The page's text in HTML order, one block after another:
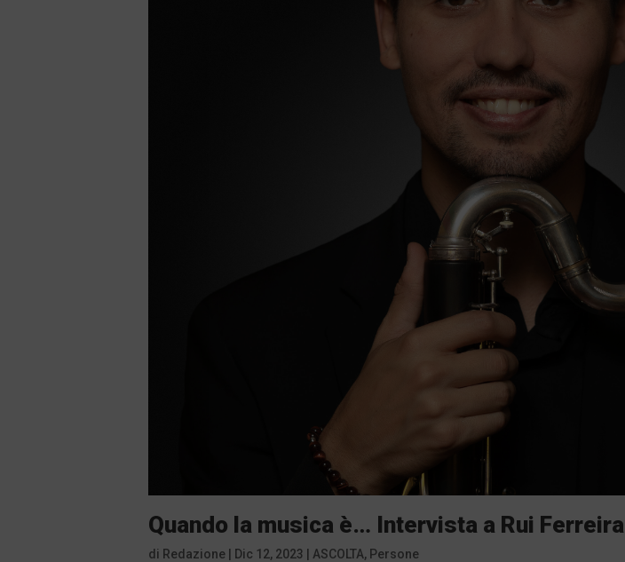
Quando la musica è… Intervista a Rui Ferreira
di Redazione Dic 12, 2023 ASCOLTA, Persone